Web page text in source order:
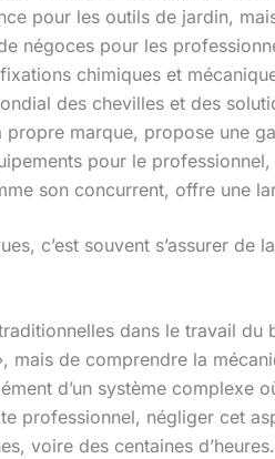
pour les outils de jardin,
négoces pour les
chimiques et
des chevilles et des
propre marque, propose une
pour le
son concurrent, offre une
c’est souvent s’assurer
dans le travail du
mais de comprendre la
d’un système
professionnel, négliger cet
voire des centaines